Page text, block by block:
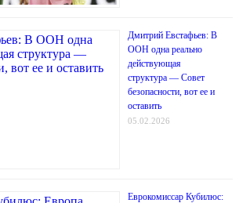
Дмитрий Евстафьев: В
ООН одна реально
действующая
структура — Совет
безопасности, вот ее и
оставить
05.02.2026
Еврокомиссар Кубилюс: